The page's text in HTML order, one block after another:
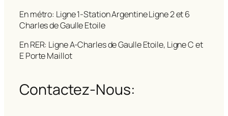
En métro: Ligne 1-Station Argentine Ligne 2 et 6
Charles de Gaulle Etoile
En RER: Ligne A-Charles de Gaulle Etoile, Ligne C et
E Porte Maillot
Contactez-Nous: